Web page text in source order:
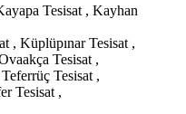
Tesisat , Kayhan
, Küplüpınar Tesisat ,
Tesisat ,
Tesisat ,
Tesisat ,